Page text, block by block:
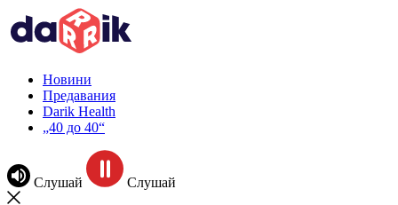
Новини
Предавания
Darik Health
„40 до 40“
Слушай Слушай